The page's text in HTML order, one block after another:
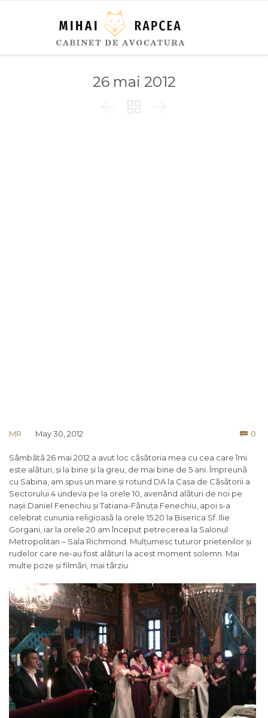
26 mai 2012
  
MR May 30, 2012  0
Sâmbãtã 26 mai 2012 a avut loc cãsãtoria mea cu cea care îmi
este alãturi, și la bine și la greu, de mai bine de 5 ani. Împreunã
cu Sabina, am spus un mare și rotund DA la Casa de Cãsãtorii a
Sectorului 4 undeva pe la orele 10, avenând alãturi de noi pe
nașii Daniel Fenechiu și Tatiana-Fãnuța Fenechiu, apoi s-a
celebrat cununia religioasã la orele 15.20 la Biserica Sf. Ilie
Gorgani, iar la orele 20 am început petrecerea la Salonul
Metropolitan – Sala Richmond. Mulțumesc tuturor prietenilor și
rudelor care ne-au fost alãturi la acest moment solemn. Mai
multe poze și filmãri, mai târziu.